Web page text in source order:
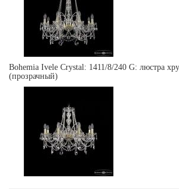
Bohemia Ivele Crystal: 1411/8/240 G: люстра
(прозрачный)